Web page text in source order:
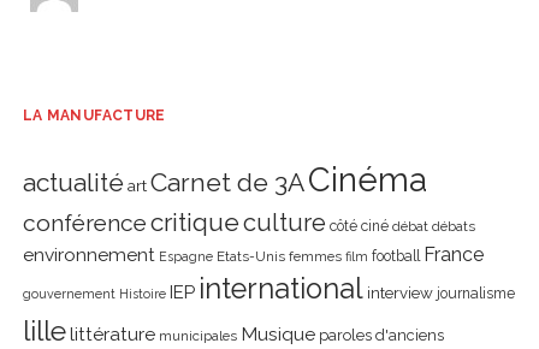
LA MANUFACTURE
actualité art Carnet de 3ACinéma
conférencecritiqueculture côté ciné débat débats
environnement Espagne Etats-Unis femmes film football France
gouvernement Histoire IEP international interview journalisme
lillelittérature municipales Musique paroles d'anciens